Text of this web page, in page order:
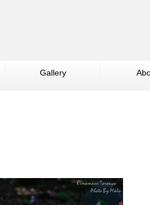
Gallery